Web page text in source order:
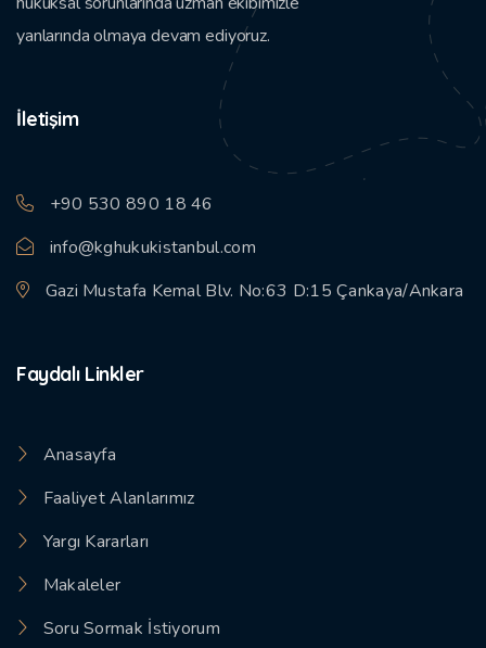
yanlarında olmaya devam ediyoruz.
İletişim
+90 530 890 18 46
info@kghukukistanbul.com
Gazi Mustafa Kemal Blv. No:63 D:15 Çankaya/Ankara
Faydalı Linkler
Anasayfa
Faaliyet Alanlarımız
Yargı Kararları
Makaleler
Soru Sormak İstiyorum